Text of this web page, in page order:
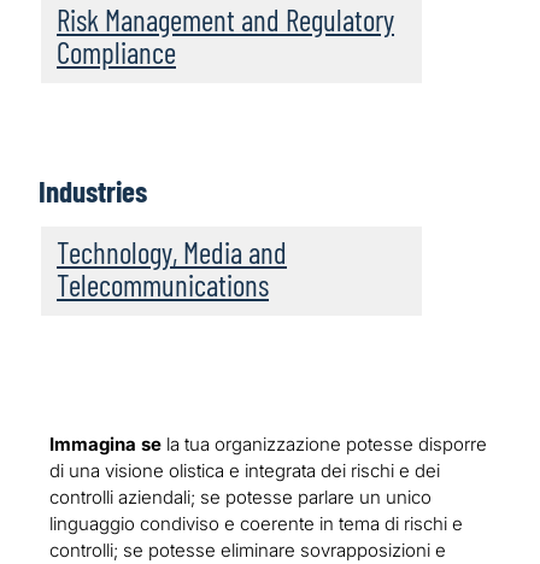
Risk Management and Regulatory
Compliance
Industries
Technology, Media and
Telecommunications
Immagina se la tua organizzazione potesse disporre
di una visione olistica e integrata dei rischi e dei
controlli aziendali; se potesse parlare un unico
linguaggio condiviso e coerente in tema di rischi e
controlli; se potesse eliminare sovrapposizioni e